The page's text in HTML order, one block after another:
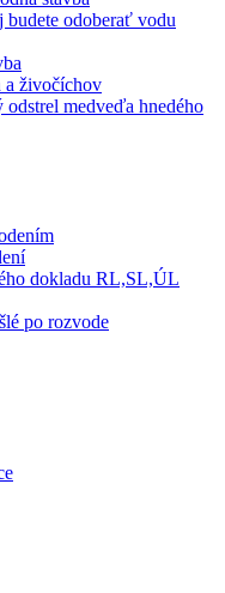
budete odoberať vodu
a živočíchov
medveďa hnedého
dokladu RL,SL,ÚL
po rozvode